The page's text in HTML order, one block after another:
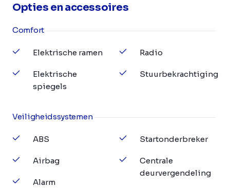
Opties en accessoires
Comfort
Elektrische ramen
Elektrische
spiegels
Radio
Stuurbekrachtiging
Veiligheidssystemen
ABS
Airbag
Alarm
Startonderbreker
Centrale
deurvergendeling